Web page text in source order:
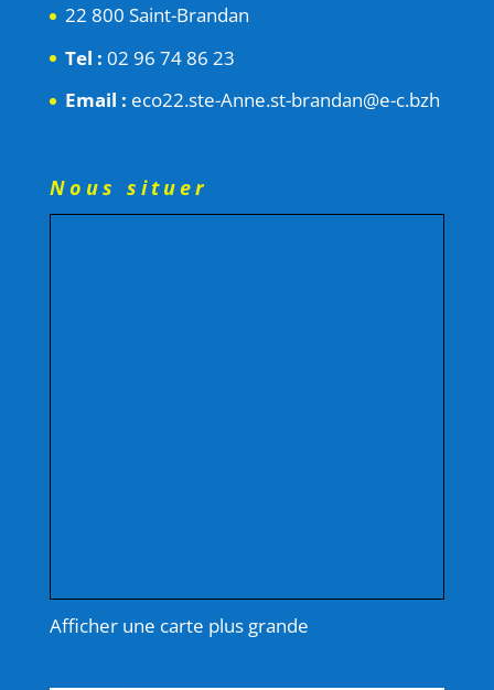
22 800 Saint-Brandan
Tel : 02 96 74 86 23
Email : eco22.ste-Anne.st-brandan@e-c.bzh
Nous situer
Afficher une carte plus grande